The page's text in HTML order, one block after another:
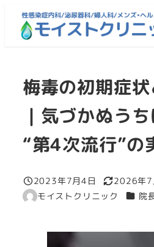
梅毒の初期症
｜気づかぬう
“第4次流行”の
投稿日
2023年7月4日
更新日
2026年7
著
モイストクリニック カテ院